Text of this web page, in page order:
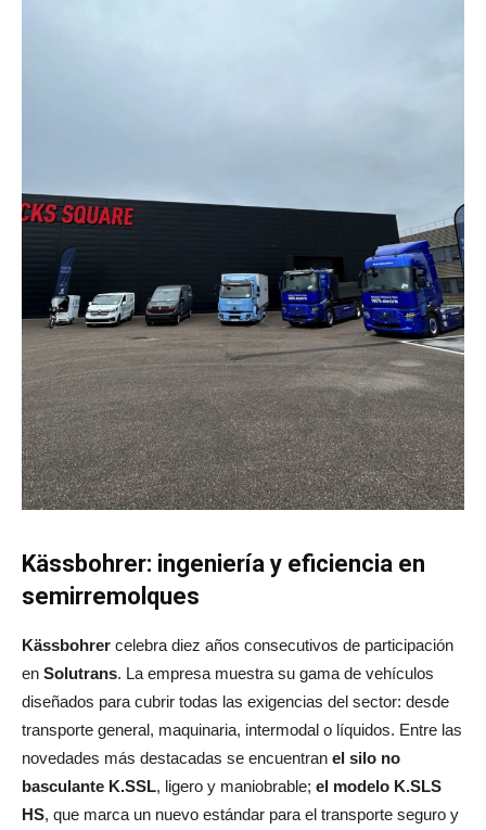
Kässbohrer: ingeniería y eficiencia en
semirremolques
Kässbohrer celebra diez años consecutivos de participación
en Solutrans. La empresa muestra su gama de vehículos
diseñados para cubrir todas las exigencias del sector: desde
transporte general, maquinaria, intermodal o líquidos. Entre las
novedades más destacadas se encuentran el silo no
basculante K.SSL, ligero y maniobrable; el modelo K.SLS
HS, que marca un nuevo estándar para el transporte seguro y